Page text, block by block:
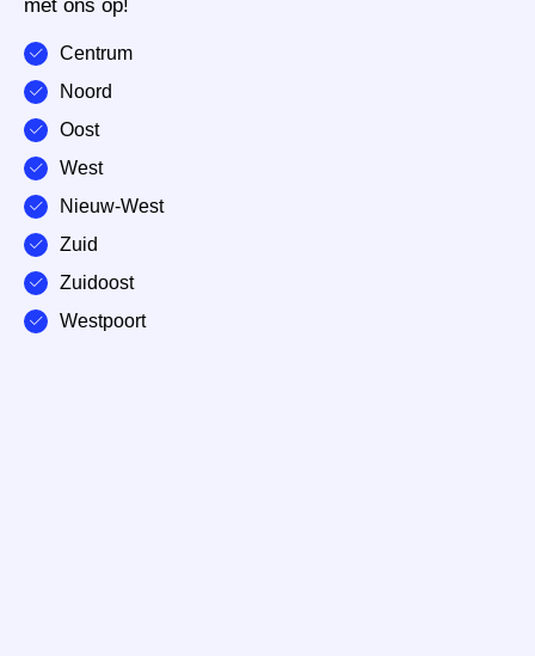
met ons op!
Centrum
Noord
Oost
West
Nieuw-West
Zuid
Zuidoost
Westpoort